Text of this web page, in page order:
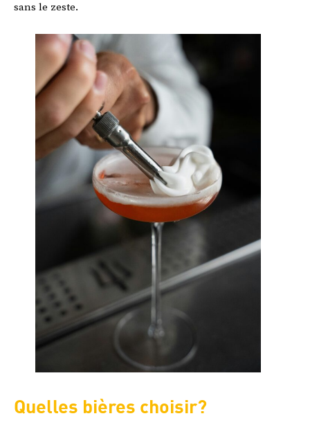
sans le zeste.
Quelles bières choisir?